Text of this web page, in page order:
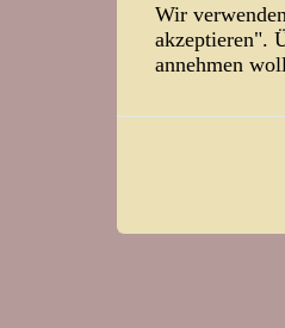
Wir
akzeptieren".
annehmen